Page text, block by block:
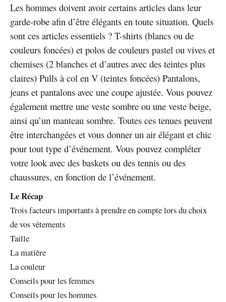
Les hommes doivent avoir certains articles dans leur
garde-robe afin d’être élégants en toute situation. Quels
sont ces articles essentiels ? T-shirts (blancs ou de
couleurs foncées) et polos de couleurs pastel ou vives et
chemises (2 blanches et d’autres avec des teintes plus
claires) Pulls à col en V (teintes foncées) Pantalons,
jeans et pantalons avec une coupe ajustée. Vous pouvez
également mettre une veste sombre ou une veste beige,
ainsi qu’un manteau sombre. Toutes ces tenues peuvent
être interchangées et vous donner un air élégant et chic
pour tout type d’événement. Vous pouvez compléter
votre look avec des baskets ou des tennis ou des
chaussures, en fonction de l’événement.
Le Récap
Trois facteurs importants à prendre en compte lors du choix
de vos vêtements
Taille
La matière
La couleur
Conseils pour les femmes
Conseils pour les hommes